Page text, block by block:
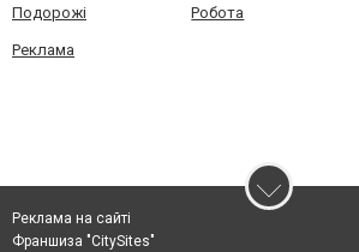
Подорожі Робота
Реклама
Реклама на сайті
Франшиза "CitySites"